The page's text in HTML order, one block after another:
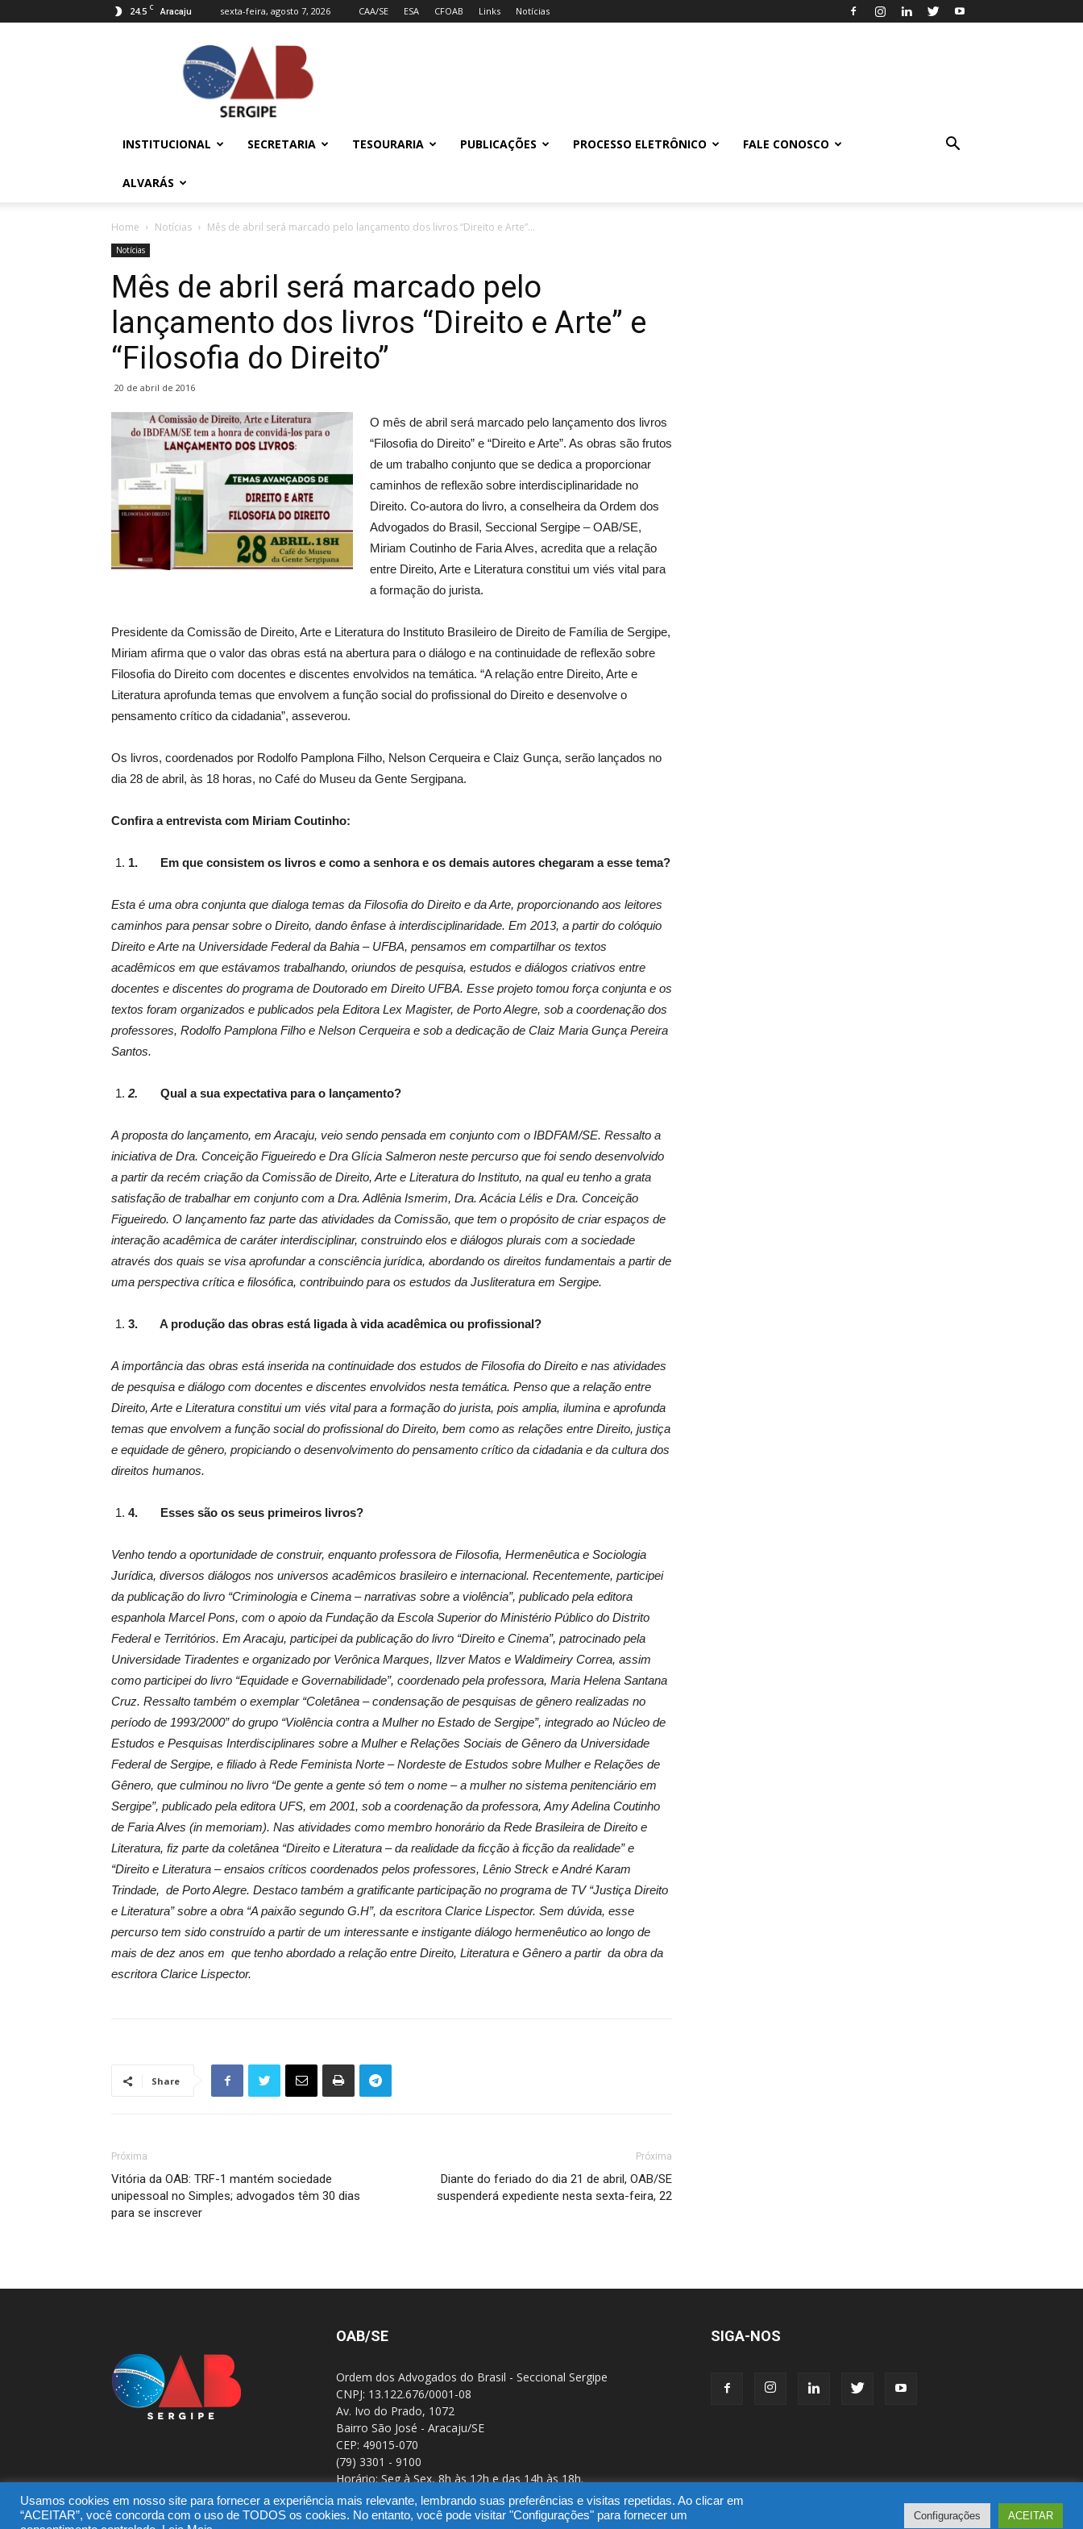
24.5 C Aracaju sexta-feira, agosto 7, 2026 CAA/SE ESA CFOAB Links Notícias
OAB/SE
Ordem
do
INSTITUCIONAL SECRETARIA TESOURARIA PUBLICAÇÕES PROCESSO ELETRÔNICO FALE CONOSCO
ALVARÁS
Home Notícias Mês de abril será marcado pelo lançamento dos livros “Direito e Arte”...
Notícias
Mês de abril será marcado pelo
lançamento dos livros “Direito e Arte” e
“Filosofia do Direito”
20 de abril de 2016
O mês de abril será marcado pelo lançamento dos livros
“Filosofia do Direito” e “Direito e Arte”. As obras são frutos
de um trabalho conjunto que se dedica a proporcionar
caminhos de reflexão sobre interdisciplinaridade no
Direito. Co-autora do livro, a conselheira da Ordem dos
Advogados do Brasil, Seccional Sergipe – OAB/SE,
Miriam Coutinho de Faria Alves, acredita que a relação
entre Direito, Arte e Literatura constitui um viés vital para
a formação do jurista.
Presidente da Comissão de Direito, Arte e Literatura do Instituto Brasileiro de Direito de Família de Sergipe,
Miriam afirma que o valor das obras está na abertura para o diálogo e na continuidade de reflexão sobre
Filosofia do Direito com docentes e discentes envolvidos na temática. “A relação entre Direito, Arte e
Literatura aprofunda temas que envolvem a função social do profissional do Direito e desenvolve o
pensamento crítico da cidadania”, asseverou.
Os livros, coordenados por Rodolfo Pamplona Filho, Nelson Cerqueira e Claiz Gunça, serão lançados no
dia 28 de abril, às 18 horas, no Café do Museu da Gente Sergipana.
Confira a entrevista com Miriam Coutinho:
1. Em que consistem os livros e como a senhora e os demais autores chegaram a esse tema?
Esta é uma obra conjunta que dialoga temas da Filosofia do Direito e da Arte, proporcionando aos leitores
caminhos para pensar sobre o Direito, dando ênfase à interdisciplinaridade. Em 2013, a partir do colóquio
Direito e Arte na Universidade Federal da Bahia – UFBA, pensamos em compartilhar os textos
acadêmicos em que estávamos trabalhando, oriundos de pesquisa, estudos e diálogos criativos entre
docentes e discentes do programa de Doutorado em Direito UFBA. Esse projeto tomou força conjunta e os
textos foram organizados e publicados pela Editora Lex Magister, de Porto Alegre, sob a coordenação dos
professores, Rodolfo Pamplona Filho e Nelson Cerqueira e sob a dedicação de Claiz Maria Gunça Pereira
Santos.
2. Qual a sua expectativa para o lançamento?
A proposta do lançamento, em Aracaju, veio sendo pensada em conjunto com o IBDFAM/SE. Ressalto a
iniciativa de Dra. Conceição Figueiredo e Dra Glícia Salmeron neste percurso que foi sendo desenvolvido
a partir da recém criação da Comissão de Direito, Arte e Literatura do Instituto, na qual eu tenho a grata
satisfação de trabalhar em conjunto com a Dra. Adlênia Ismerim, Dra. Acácia Lélis e Dra. Conceição
Figueiredo. O lançamento faz parte das atividades da Comissão, que tem o propósito de criar espaços de
interação acadêmica de caráter interdisciplinar, construindo elos e diálogos plurais com a sociedade
através dos quais se visa aprofundar a consciência jurídica, abordando os direitos fundamentais a partir de
uma perspectiva crítica e filosófica, contribuindo para os estudos da Jusliteratura em Sergipe.
3. A produção das obras está ligada à vida acadêmica ou profissional?
A importância das obras está inserida na continuidade dos estudos de Filosofia do Direito e nas atividades
de pesquisa e diálogo com docentes e discentes envolvidos nesta temática. Penso que a relação entre
Direito, Arte e Literatura constitui um viés vital para a formação do jurista, pois amplia, ilumina e aprofunda
temas que envolvem a função social do profissional do Direito, bem como as relações entre Direito, justiça
e equidade de gênero, propiciando o desenvolvimento do pensamento crítico da cidadania e da cultura dos
direitos humanos.
4. Esses são os seus primeiros livros?
Venho tendo a oportunidade de construir, enquanto professora de Filosofia, Hermenêutica e Sociologia
Jurídica, diversos diálogos nos universos acadêmicos brasileiro e internacional. Recentemente, participei
da publicação do livro “Criminologia e Cinema – narrativas sobre a violência”, publicado pela editora
espanhola Marcel Pons, com o apoio da Fundação da Escola Superior do Ministério Público do Distrito
Federal e Territórios. Em Aracaju, participei da publicação do livro “Direito e Cinema”, patrocinado pela
Universidade Tiradentes e organizado por Verônica Marques, Ilzver Matos e Waldimeiry Correa, assim
como participei do livro “Equidade e Governabilidade”, coordenado pela professora, Maria Helena Santana
Cruz. Ressalto também o exemplar “Coletânea – condensação de pesquisas de gênero realizadas no
período de 1993/2000” do grupo “Violência contra a Mulher no Estado de Sergipe”, integrado ao Núcleo de
Estudos e Pesquisas Interdisciplinares sobre a Mulher e Relações Sociais de Gênero da Universidade
Federal de Sergipe, e filiado à Rede Feminista Norte – Nordeste de Estudos sobre Mulher e Relações de
Gênero, que culminou no livro “De gente a gente só tem o nome – a mulher no sistema penitenciário em
Sergipe”, publicado pela editora UFS, em 2001, sob a coordenação da professora, Amy Adelina Coutinho
de Faria Alves (in memoriam). Nas atividades como membro honorário da Rede Brasileira de Direito e
Literatura, fiz parte da coletânea “Direito e Literatura – da realidade da ficção à ficção da realidade” e
“Direito e Literatura – ensaios críticos coordenados pelos professores, Lênio Streck e André Karam
Trindade, de Porto Alegre. Destaco também a gratificante participação no programa de TV “Justiça Direito
e Literatura” sobre a obra “A paixão segundo G.H”, da escritora Clarice Lispector. Sem dúvida, esse
percurso tem sido construído a partir de um interessante e instigante diálogo hermenêutico ao longo de
mais de dez anos em que tenho abordado a relação entre Direito, Literatura e Gênero a partir da obra da
escritora Clarice Lispector.
Share
Próxima
Vitória da OAB: TRF-1 mantém sociedade
unipessoal no Simples; advogados têm 30 dias
para se inscrever
Próxima
Diante do feriado do dia 21 de abril, OAB/SE
suspenderá expediente nesta sexta-feira, 22
OAB/SE
Ordem dos Advogados do Brasil - Seccional Sergipe
CNPJ: 13.122.676/0001-08
Av. Ivo do Prado, 1072
Bairro São José - Aracaju/SE
CEP: 49015-070
(79) 3301 - 9100
Horário: Seg à Sex, 8h às 12h e das 14h às 18h.
SIGA-NOS
Usamos cookies em nosso site para fornecer a experiência mais relevante, lembrando suas preferências e visitas repetidas. Ao clicar em
“ACEITAR”, você concorda com o uso de TODOS os cookies. No entanto, você pode visitar "Configurações" para fornecer um
Configurações ACEITAR